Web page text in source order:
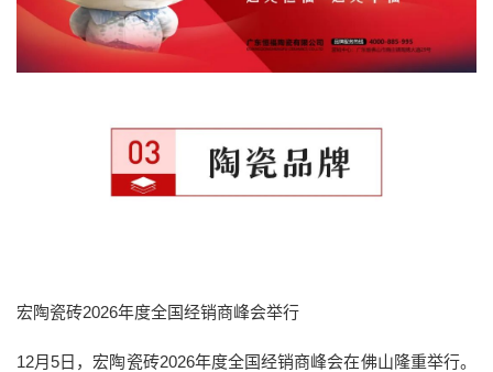
宏陶瓷砖2026年度全国经销商峰会举行
12月5日，宏陶瓷砖2026年度全国经销商峰会在佛山隆重举行。